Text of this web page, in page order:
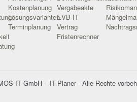
Kostenplanung
Lösungsvarianten
Terminplanung
Vergabeakte
EVB-IT
Vertrag
Fristenrechner
IT GmbH – IT-Planer · Alle Rechte